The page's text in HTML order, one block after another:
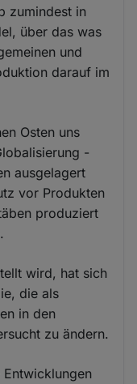
zumindest in
über das was
und
darauf im
Osten uns
-
ausgelagert
vor Produkten
produziert
wird, hat sich
die als
in den
zu ändern.